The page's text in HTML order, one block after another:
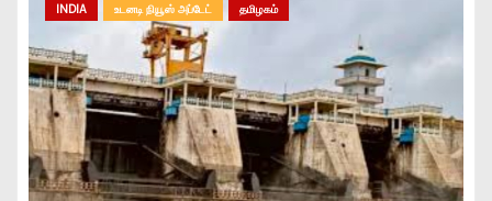
INDIA உடனடி நியூஸ் அப்டேட் தமிழகம்